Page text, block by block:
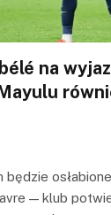
na
będzie
— klub